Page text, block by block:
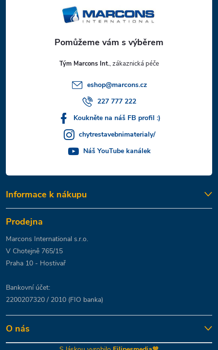
Tým Marcons Int.
eshop@marcons.cz
227 777 222
Koukněte na náš FB profil :)
chytrestavebnimaterialy/
Náš YouTube kanálek
Informace k nákupu
Prodejna
Marcons International s.r.o.
V Chotejně 765/15
Praha 10 - Hostivař
Bankovní účet:
2200207320 / 2010 (FIO banka)
O nás